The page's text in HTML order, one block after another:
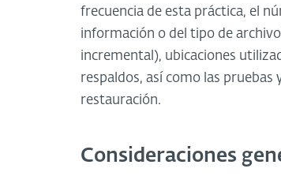
frecuencia de esta práctica, el
información o del tipo de
incremental), ubicaciones
respaldos, así como las
restauración.
Consideraciones